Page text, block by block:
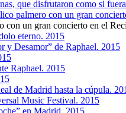
que disfrutaron como si
palmero con un gran
con un gran concierto en el
eterno. 2015
y Desamor” de Raphael. 2015
Raphael. 2015
de Madrid hasta la cúpula.
Music Festival. 2015
en Madrid. 2015